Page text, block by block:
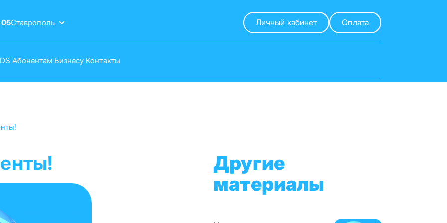
Ставрополь Личный кабинет Оплата
Абонентам Бизнесу Контакты
Другие
материалы